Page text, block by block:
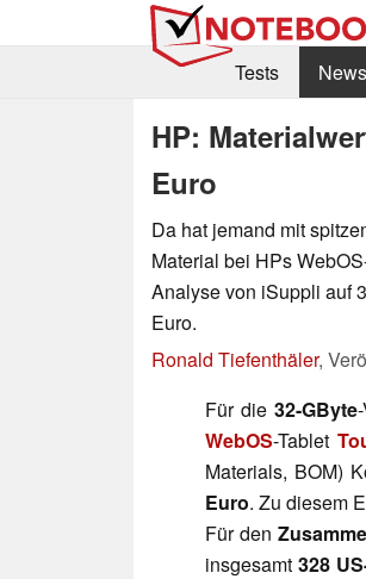
Tests
News
HP:
Euro
Da hat jemand mit
Material bei HPs
Analyse von iSuppli auf
Euro.
Ronald Tiefenthäler,
Für die 32-GByte
WebOS-Tablet
Materials, BOM)
Euro. Zu diesem
Für den
insgesamt 328